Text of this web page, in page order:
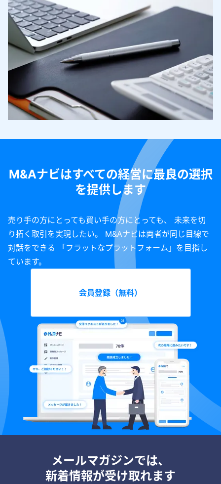
M&Aナビはすべての経営に最良の選択
を提供します
売り手の方にとっても買い手の方にとっても、 未来を切
り拓く取引を実現したい。 M&Aナビは両者が同じ目線で
対話をできる 「フラットなプラットフォーム」を目指し
ています。
会員登録（無料）
メールマガジンでは、
新着情報が受け取れます